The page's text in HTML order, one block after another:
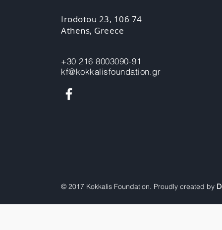
Irodotou 23, 106 74
Athens, Greece
+30 216 8003090-91
kf@kokkalisfoundation.gr
© 2017 Kokkalis Foundation. Proudly created by